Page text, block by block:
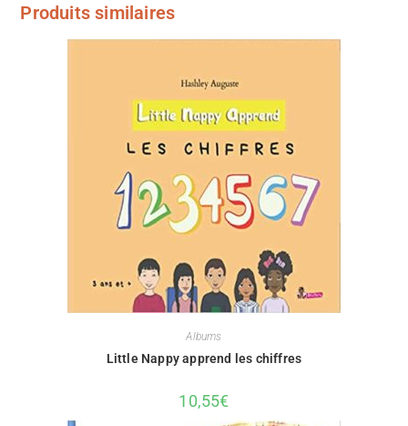
Produits similaires
Albums
Little Nappy apprend les chiffres
10,55€